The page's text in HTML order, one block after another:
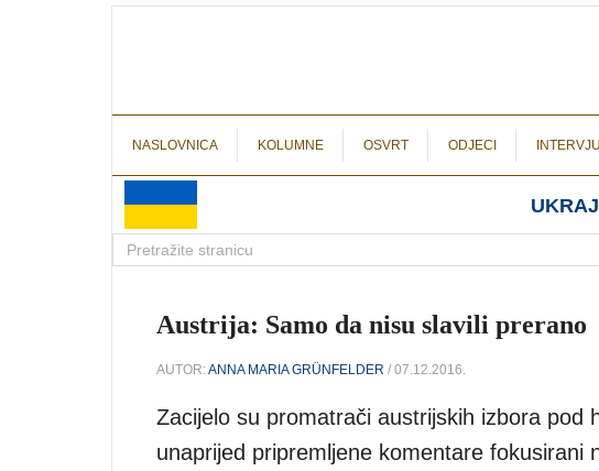
NASLOVNICA KOLUMNE OSVRT ODJECI INTERVJU
Austrija: Samo da nisu slavili prerano
AUTOR:ANNA MARIA GRÜNFELDER / 07.12.2016.
Zacijelo su promatrači austrijskih izbora pod
unaprijed pripremljene komentare fokusirani